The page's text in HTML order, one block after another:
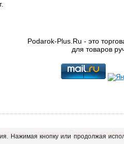
Podarok-Plus.Ru - это
для товаров
соглашение Политика
Нажимая кнопку или продолжая